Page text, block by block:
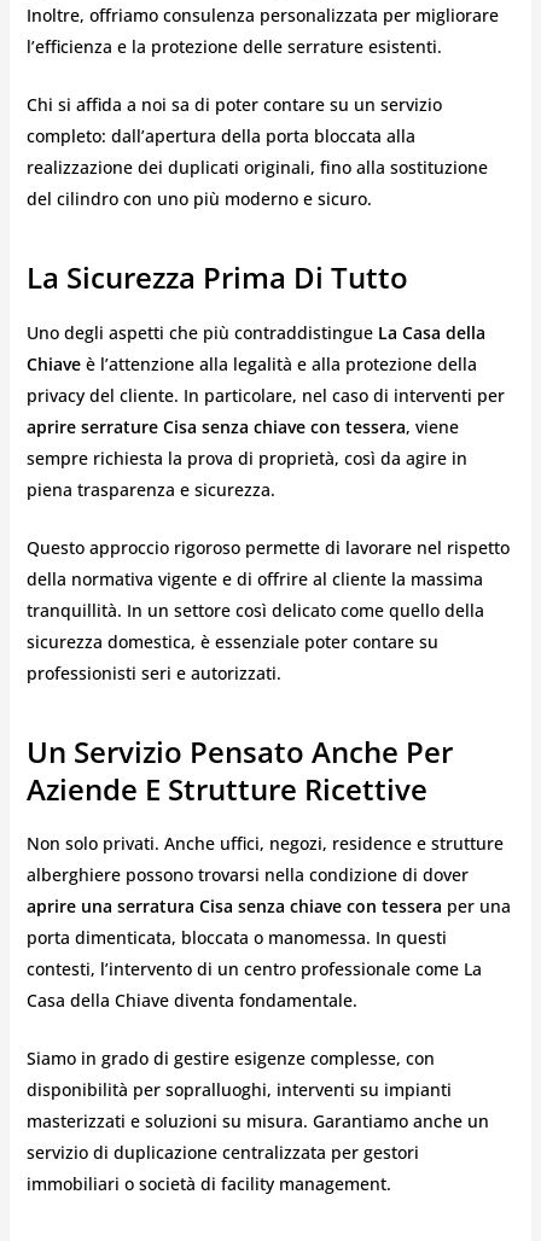
Inoltre, offriamo consulenza personalizzata per migliorare
l’efficienza e la protezione delle serrature esistenti.
Chi si affida a noi sa di poter contare su un servizio
completo: dall’apertura della porta bloccata alla
realizzazione dei duplicati originali, fino alla sostituzione
del cilindro con uno più moderno e sicuro.
La Sicurezza Prima Di Tutto
Uno degli aspetti che più contraddistingue La Casa della
Chiaveè l’attenzione alla legalità e alla protezione della
privacy del cliente. In particolare, nel caso di interventi per
aprire serrature Cisa senza chiave con tessera, viene
sempre richiesta la prova di proprietà, così da agire in
piena trasparenza e sicurezza.
Questo approccio rigoroso permette di lavorare nel rispetto
della normativa vigente e di offrire al cliente la massima
tranquillità. In un settore così delicato come quello della
sicurezza domestica, è essenziale poter contare su
professionisti seri e autorizzati.
Un Servizio Pensato Anche Per
Aziende E Strutture Ricettive
Non solo privati. Anche uffici, negozi, residence e strutture
alberghiere possono trovarsi nella condizione di dover
aprire una serratura Cisa senza chiave con tessera per una
porta dimenticata, bloccata o manomessa. In questi
contesti, l’intervento di un centro professionale come La
Casa della Chiave diventa fondamentale.
Siamo in grado di gestire esigenze complesse, con
disponibilità per sopralluoghi, interventi su impianti
masterizzati e soluzioni su misura. Garantiamo anche un
servizio di duplicazione centralizzata per gestori
immobiliari o società di facility management.